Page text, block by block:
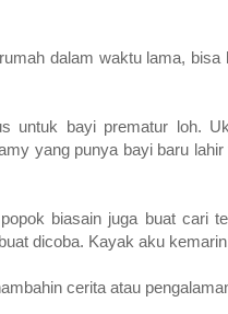
dalam waktu lama,
untuk bayi prematur loh.
yang punya bayi baru
biasain juga buat cari
dicoba. Kayak aku
cerita atau